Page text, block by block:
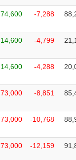
74,600 -7,288
14,600 -4,799
14,600 -4,288
73,000 -8,851
73,000 -10,768
73,000 -12,159